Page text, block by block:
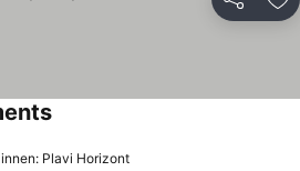
Árak megjelenítése
Plavi Horizont